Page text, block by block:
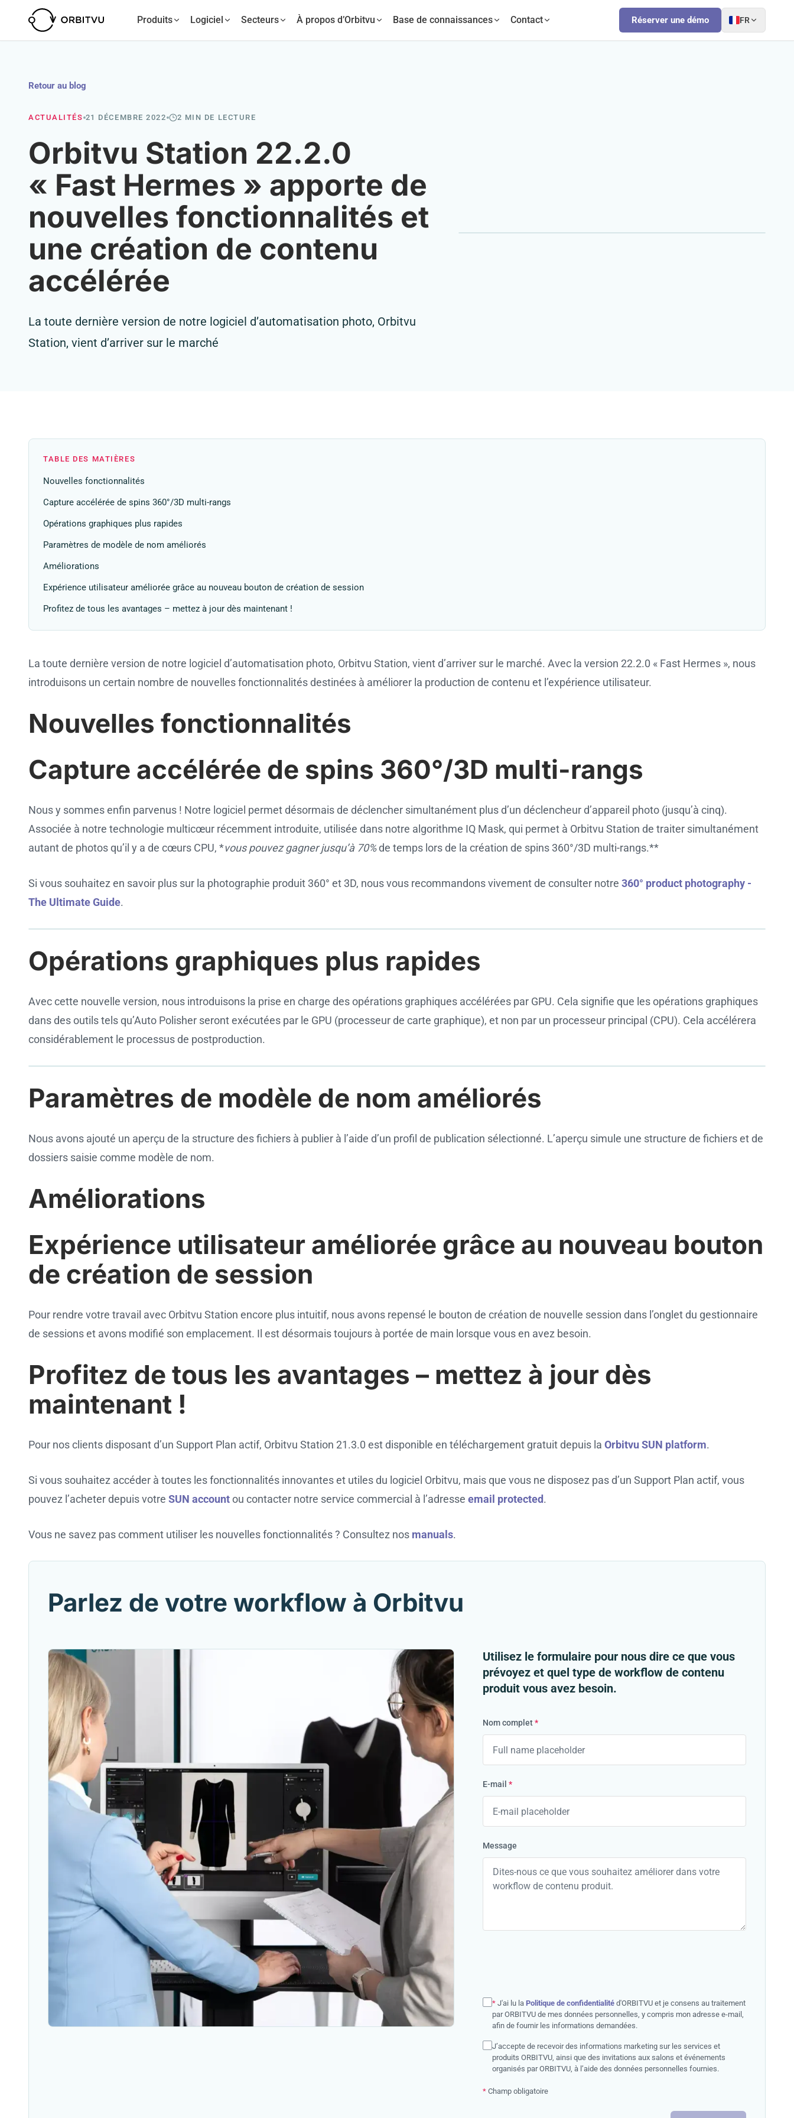
Produits Logiciel Secteurs À propos d’Orbitvu Base de connaissances Contact Réserver une démo FR
Retour au blog
ACTUALITÉS 21 DÉCEMBRE 2022 2 MIN DE LECTURE
Orbitvu Station 22.2.0
« Fast Hermes » apporte de
nouvelles fonctionnalités et
une création de contenu
accélérée
La toute dernière version de notre logiciel d’automatisation photo, Orbitvu
Station, vient d’arriver sur le marché
TABLE DES MATIÈRES
Nouvelles fonctionnalités
Capture accélérée de spins 360°/3D multi-rangs
Opérations graphiques plus rapides
Paramètres de modèle de nom améliorés
Améliorations
Expérience utilisateur améliorée grâce au nouveau bouton de création de session
Profitez de tous les avantages – mettez à jour dès maintenant !
La toute dernière version de notre logiciel d’automatisation photo, Orbitvu Station, vient d’arriver sur le marché. Avec la version 22.2.0 « Fast Hermes », nous
introduisons un certain nombre de nouvelles fonctionnalités destinées à améliorer la production de contenu et l’expérience utilisateur.
Nouvelles fonctionnalités
Capture accélérée de spins 360°/3D multi-rangs
Nous y sommes enfin parvenus ! Notre logiciel permet désormais de déclencher simultanément plus d’un déclencheur d’appareil photo (jusqu’à cinq).
Associée à notre technologie multicœur récemment introduite, utilisée dans notre algorithme IQ Mask, qui permet à Orbitvu Station de traiter simultanément
autant de photos qu’il y a de cœurs CPU, *vous pouvez gagner jusqu’à 70%de temps lors de la création de spins 360°/3D multi-rangs.**
Si vous souhaitez en savoir plus sur la photographie produit 360° et 3D, nous vous recommandons vivement de consulter notre 360° product photography -
The Ultimate Guide.
Cookie settings
Opérations graphiques plus rapides
Avec cette nouvelle version, nous introduisons la prise en charge des opérations graphiques accélérées par GPU. Cela signifie que les opérations graphiques
dans des outils tels qu’Auto Polisher seront exécutées par le GPU (processeur de carte graphique), et non par un processeur principal (CPU). Cela accélérera
considérablement le processus de postproduction.
Cookie settings
Paramètres de modèle de nom améliorés
Nous avons ajouté un aperçu de la structure des fichiers à publier à l’aide d’un profil de publication sélectionné. L’aperçu simule une structure de fichiers et de
dossiers saisie comme modèle de nom.
Améliorations
Expérience utilisateur améliorée grâce au nouveau bouton
de création de session
Pour rendre votre travail avec Orbitvu Station encore plus intuitif, nous avons repensé le bouton de création de nouvelle session dans l’onglet du gestionnaire
de sessions et avons modifié son emplacement. Il est désormais toujours à portée de main lorsque vous en avez besoin.
Profitez de tous les avantages – mettez à jour dès
maintenant !
Pour nos clients disposant d’un Support Plan actif, Orbitvu Station 21.3.0 est disponible en téléchargement gratuit depuis la Orbitvu SUN platform.
Si vous souhaitez accéder à toutes les fonctionnalités innovantes et utiles du logiciel Orbitvu, mais que vous ne disposez pas d’un Support Plan actif, vous
pouvez l’acheter depuis votre SUN accountou contacter notre service commercial à l’adresse email protected.
Vous ne savez pas comment utiliser les nouvelles fonctionnalités ? Consultez nos manuals.
Parlez de votre workflow à Orbitvu
Utilisez le formulaire pour nous dire ce que vous
prévoyez et quel type de workflow de contenu
produit vous avez besoin.
Nom complet*
E-mail *
Message
* J'ai lu la Politique de confidentialité d'ORBITVU et je consens au traitement
par ORBITVU de mes données personnelles, y compris mon adresse e-mail,
afin de fournir les informations demandées.
J’accepte de recevoir des informations marketing sur les services et
produits ORBITVU, ainsi que des invitations aux salons et événements
organisés par ORBITVU, à l’aide des données personnelles fournies.
* Champ obligatoire